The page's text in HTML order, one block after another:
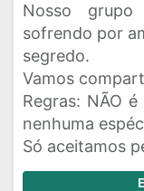
Nosso
sofrendo por
segredo.
Vamos
Regras: NÃO
nenhuma
Só aceitamos